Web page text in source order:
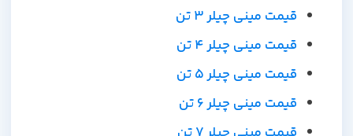
قیمت مینی چیلر 3 تن
قیمت مینی چیلر 4 تن
قیمت مینی چیلر 5 تن
قیمت مینی چیلر 6 تن